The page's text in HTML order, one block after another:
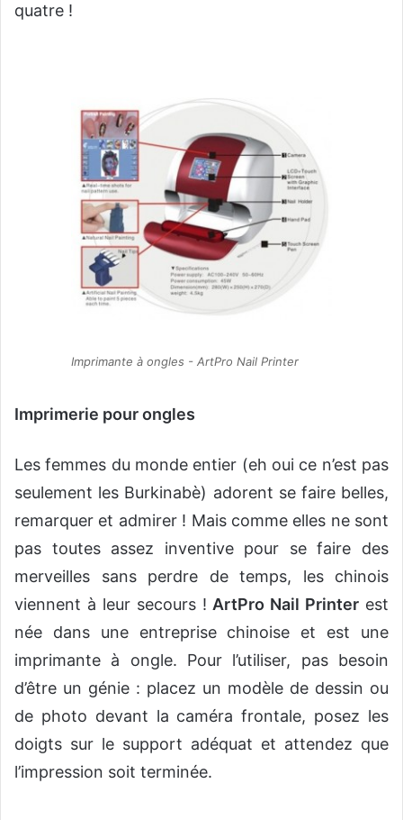
quatre !
Imprimante à ongles - ArtPro Nail Printer
Imprimerie pour ongles
Les femmes du monde entier (eh oui ce n’est pas
seulement les Burkinabè) adorent se faire belles,
remarquer et admirer ! Mais comme elles ne sont
pas toutes assez inventive pour se faire des
merveilles sans perdre de temps, les chinois
viennent à leur secours ! ArtPro Nail Printer est
née dans une entreprise chinoise et est une
imprimante à ongle. Pour l’utiliser, pas besoin
d’être un génie : placez un modèle de dessin ou
de photo devant la caméra frontale, posez les
doigts sur le support adéquat et attendez que
l’impression soit terminée.